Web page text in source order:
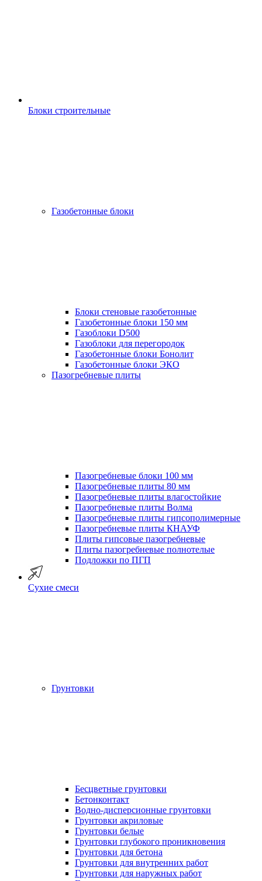
Блоки строительные
Газобетонные блоки
Блоки стеновые газобетонные
Газобетонные блоки 150 мм
Газоблоки D500
Газоблоки для перегородок
Газобетонные блоки Бонолит
Газобетонные блоки ЭКО
Пазогребневые плиты
Пазогребневые блоки 100 мм
Пазогребневые плиты 80 мм
Пазогребневые плиты влагостойкие
Пазогребневые плиты Волма
Пазогребневые плиты гипсополимерные
Пазогребневые плиты КНАУФ
Плиты гипсовые пазогребневые
Плиты пазогребневые полнотелые
Подложки по ПГП
Сухие смеси
Грунтовки
Бесцветные грунтовки
Бетонконтакт
Водно-дисперсионные грунтовки
Грунтовки акриловые
Грунтовки белые
Грунтовки глубокого проникновения
Грунтовки для бетона
Грунтовки для внутренних работ
Грунтовки для наружных работ